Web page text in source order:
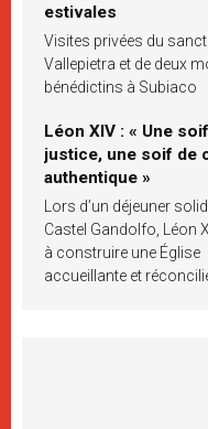
estivales
Visites privées du
Vallepietra et de deux
bénédictins à Subiaco
Léon XIV : « Une
justice, une soif de
authentique »
Lors d’un déjeuner
Castel Gandolfo, Léon
à construire une Église
accueillante et